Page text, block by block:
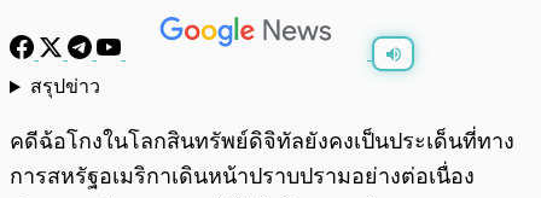
สรุปข่าว
คดีฉ้อโกงในโลกสินทรัพย์ดิจิทัลยังคงเป็นประเด็นที่ทาง
การสหรัฐอเมริกาเดินหน้าปราบปรามอย่างต่อเนื่อง